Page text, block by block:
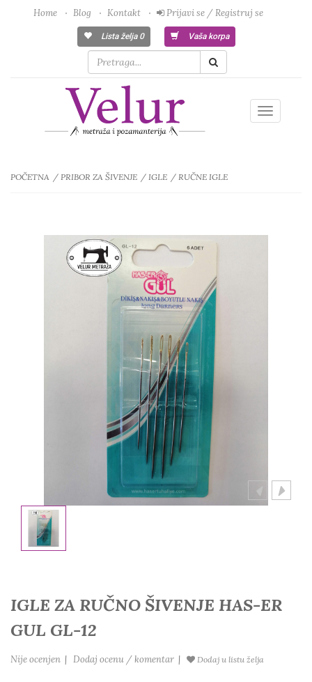
Home Blog Kontakt Prijavi se / Registruj se
Lista želja 0 Vaša korpa
Toggle
POČETNA PRIBOR ZA ŠIVENJE IGLE RUČNE IGLE
IGLE ZA RUČNO ŠIVENJE HAS-ER
GUL GL-12
Nije ocenjen | Dodaj ocenu / komentar | Dodaj u listu želja